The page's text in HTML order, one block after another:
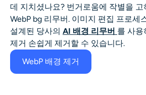
여권 사진 메이커
비디오 도구
비디오 효과
데 지치셨나요? 번거로움에 작별을 고
WebP bg 리무버. 이미지 편집 프로세
설계된 당사의 AI 배경 리무버 를 사용
제거 손쉽게 제거할 수 있습니다.
WebP 배경 제거